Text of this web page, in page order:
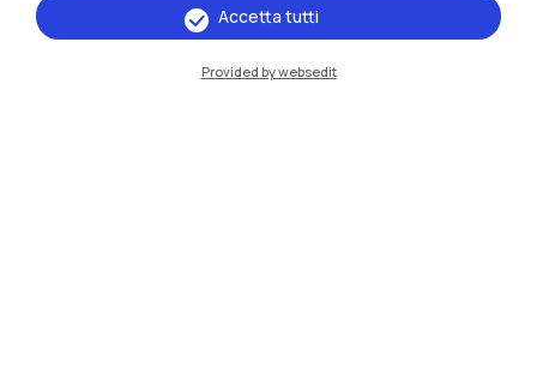
Accetta tutti
Provided by websedit